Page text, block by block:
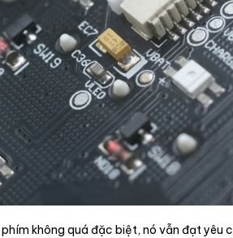
không quá đặc biệt, nó vẫn đạt